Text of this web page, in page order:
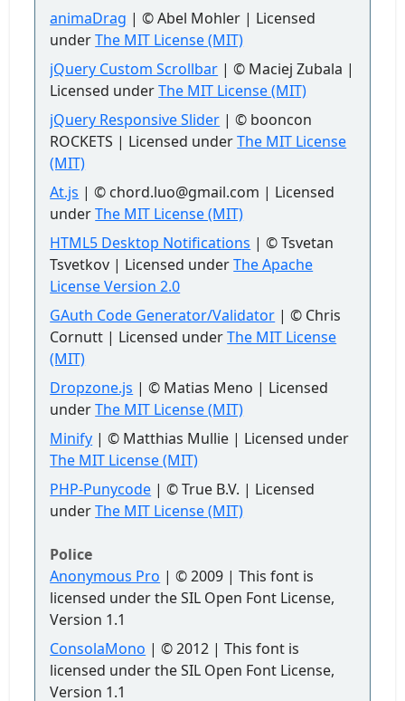
animaDrag | © Abel Mohler | Licensed
underThe MIT License (MIT)
jQuery Custom Scrollbar | © Maciej Zubala |
Licensed underThe MIT License (MIT)
jQuery Responsive Slider | © booncon
ROCKETS | Licensed underThe MIT License
(MIT)
At.js | © chord.luo@gmail.com | Licensed
underThe MIT License (MIT)
HTML5 Desktop Notifications | © Tsvetan
Tsvetkov | Licensed underThe Apache
License Version 2.0
GAuth Code Generator/Validator | © Chris
Cornutt | Licensed underThe MIT License
(MIT)
Dropzone.js | © Matias Meno | Licensed
underThe MIT License (MIT)
Minify | © Matthias Mullie | Licensed under
The MIT License (MIT)
PHP-Punycode | © True B.V. | Licensed
underThe MIT License (MIT)
Police
Anonymous Pro | © 2009 | This font is
licensed under the SIL Open Font License,
Version 1.1
ConsolaMono | © 2012 | This font is
licensed under the SIL Open Font License,
Version 1.1